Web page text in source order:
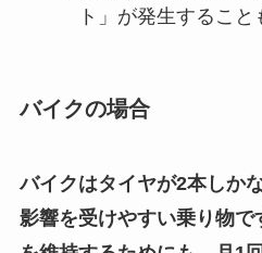
ト」が発生すること
バイクの場合
バイクはタイヤが2本しか
影響を受けやすい乗り物